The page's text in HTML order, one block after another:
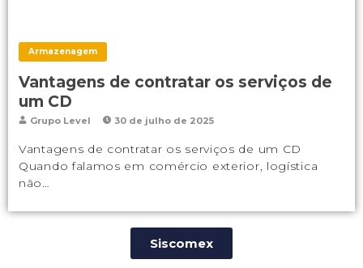
Armazenagem
Vantagens de contratar os serviços de
um CD
Grupo Level 30 de julho de 2025
Vantagens de contratar os serviços de um CD
Quando falamos em comércio exterior, logística
não…
Siscomex